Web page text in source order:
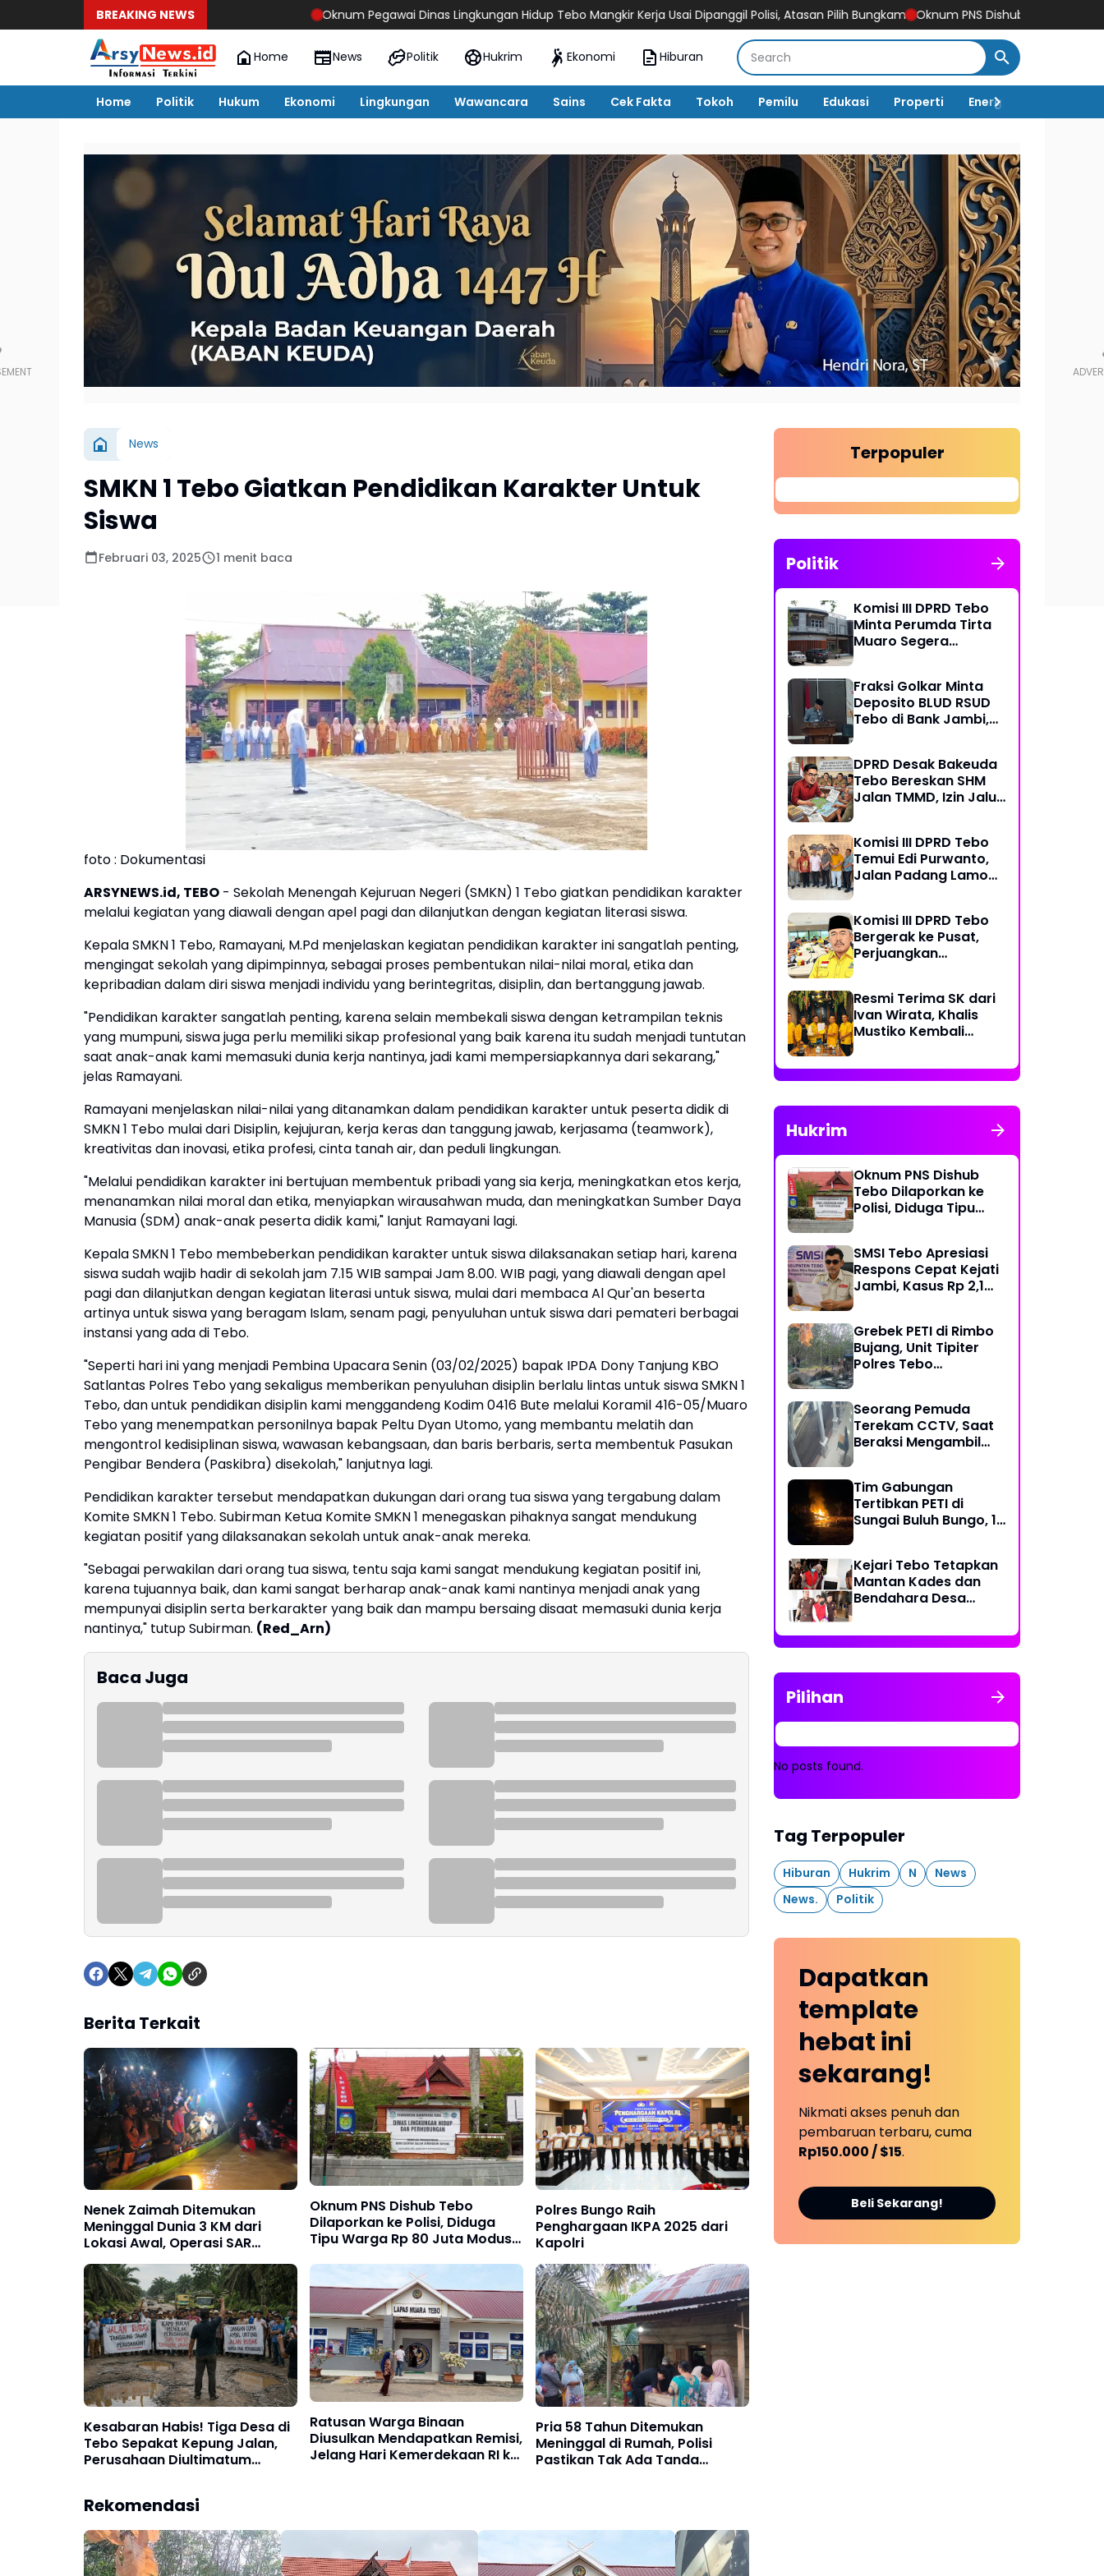
BREAKING NEWS Oknum Pegawai Dinas Lingkungan Hidup Tebo Mangkir Kerja Usai Dipanggil Polisi, Atasan Pilih Bungkam Oknum PNS Dishub Tebo Dilaporkan ke Polisi,
Home News Politik Hukrim Ekonomi Hiburan
Home Politik Hukum Ekonomi Lingkungan Wawancara Sains Cek Fakta Tokoh Pemilu Edukasi Properti Energi
News
SMKN 1 Tebo Giatkan Pendidikan Karakter Untuk
Siswa
Februari 03, 2025 1 menit baca
foto : Dokumentasi
ARSYNEWS.id, TEBO - Sekolah Menengah Kejuruan Negeri (SMKN) 1 Tebo giatkan pendidikan karakter
melalui kegiatan yang diawali dengan apel pagi dan dilanjutkan dengan kegiatan literasi siswa.
Kepala SMKN 1 Tebo, Ramayani, M.Pd menjelaskan kegiatan pendidikan karakter ini sangatlah penting,
mengingat sekolah yang dipimpinnya, sebagai proses pembentukan nilai-nilai moral, etika dan
kepribadian dalam diri siswa menjadi individu yang berintegritas, disiplin, dan bertanggung jawab.
"Pendidikan karakter sangatlah penting, karena selain membekali siswa dengan ketrampilan teknis
yang mumpuni, siswa juga perlu memiliki sikap profesional yang baik karena itu sudah menjadi tuntutan
saat anak-anak kami memasuki dunia kerja nantinya, jadi kami mempersiapkannya dari sekarang,"
jelas Ramayani.
Ramayani menjelaskan nilai-nilai yang ditanamkan dalam pendidikan karakter untuk peserta didik di
SMKN 1 Tebo mulai dari Disiplin, kejujuran, kerja keras dan tanggung jawab, kerjasama (teamwork),
kreativitas dan inovasi, etika profesi, cinta tanah air, dan peduli lingkungan.
"Melalui pendidikan karakter ini bertujuan membentuk pribadi yang sia kerja, meningkatkan etos kerja,
menanamkan nilai moral dan etika, menyiapkan wirausahwan muda, dan meningkatkan Sumber Daya
Manusia (SDM) anak-anak peserta didik kami," lanjut Ramayani lagi.
Kepala SMKN 1 Tebo membeberkan pendidikan karakter untuk siswa dilaksanakan setiap hari, karena
siswa sudah wajib hadir di sekolah jam 7.15 WIB sampai Jam 8.00. WIB pagi, yang diawali dengan apel
pagi dan dilanjutkan dengan kegiatan literasi untuk siswa, mulai dari membaca Al Qur'an beserta
artinya untuk siswa yang beragam Islam, senam pagi, penyuluhan untuk siswa dari pemateri berbagai
instansi yang ada di Tebo.
"Seperti hari ini yang menjadi Pembina Upacara Senin (03/02/2025) bapak IPDA Dony Tanjung KBO
Satlantas Polres Tebo yang sekaligus memberikan penyuluhan disiplin berlalu lintas untuk siswa SMKN 1
Tebo, dan untuk pendidikan disiplin kami menggandeng Kodim 0416 Bute melalui Koramil 416-05/Muaro
Tebo yang menempatkan personilnya bapak Peltu Dyan Utomo, yang membantu melatih dan
mengontrol kedisiplinan siswa, wawasan kebangsaan, dan baris berbaris, serta membentuk Pasukan
Pengibar Bendera (Paskibra) disekolah," lanjutnya lagi.
Pendidikan karakter tersebut mendapatkan dukungan dari orang tua siswa yang tergabung dalam
Komite SMKN 1 Tebo. Subirman Ketua Komite SMKN 1 menegaskan pihaknya sangat mendukung
kegiatan positif yang dilaksanakan sekolah untuk anak-anak mereka.
"Sebagai perwakilan dari orang tua siswa, tentu saja kami sangat mendukung kegiatan positif ini,
karena tujuannya baik, dan kami sangat berharap anak-anak kami nantinya menjadi anak yang
mempunyai disiplin serta berkarakter yang baik dan mampu bersaing disaat memasuki dunia kerja
nantinya," tutup Subirman. (Red_Arn)
Baca Juga
Berita Terkait
Nenek Zaimah Ditemukan
Meninggal Dunia 3 KM dari
Lokasi Awal, Operasi SAR
Sungai Nalo Tantan Resmi
Ditutup
Oknum PNS Dishub Tebo
Dilaporkan ke Polisi, Diduga
Tipu Warga Rp 80 Juta Modus
Polres Bungo Raih
Penghargaan IKPA 2025 dari
Kapolri
Kesabaran Habis! Tiga Desa di
Tebo Sepakat Kepung Jalan,
Perusahaan Diultimatum
Ratusan Warga Binaan
Diusulkan Mendapatkan Remisi,
Jelang Hari Kemerdekaan RI ke
Pria 58 Tahun Ditemukan
Meninggal di Rumah, Polisi
Pastikan Tak Ada Tanda
Rekomendasi
Terpopuler
Politik
Komisi III DPRD Tebo
Minta Perumda Tirta
Muaro Segera
Jambi
Fraksi Golkar Minta
Deposito BLUD RSUD
Tebo di Bank Jambi,
Perintis
DPRD Desak Bakeuda
Tebo Bereskan SHM
Jalan TMMD, Izin Jalur
Komisi III DPRD Tebo
Temui Edi Purwanto,
Jalan Padang Lamo
Komisi III DPRD Tebo
Bergerak ke Pusat,
Perjuangkan
Resmi Terima SK dari
Ivan Wirata, Khalis
Mustiko Kembali
Liga Marisa Jadi
Sekretaris
Hukrim
Oknum PNS Dishub
Tebo Dilaporkan ke
Polisi, Diduga Tipu
Kerja
SMSI Tebo Apresiasi
Respons Cepat Kejati
Jambi, Kasus Rp 2,1
Grebek PETI di Rimbo
Bujang, Unit Tipiter
Polres Tebo
Cara Dibakar
Seorang Pemuda
Terekam CCTV, Saat
Beraksi Mengambil
Tim Gabungan
Tertibkan PETI di
Sungai Buluh Bungo, 15
Kejari Tebo Tetapkan
Mantan Kades dan
Bendahara Desa
Tersangka
Pengelolaan APBDes
Pilihan
No posts found.
Tag Terpopuler
Hiburan Hukrim N
News
News.
Politik
Dapatkan
template
hebat ini
sekarang!
Nikmati akses penuh dan
pembaruan terbaru, cuma
Rp150.000 / $15.
Beli Sekarang!